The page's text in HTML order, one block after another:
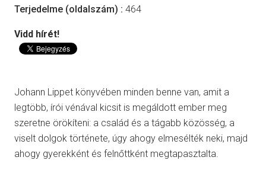
Terjedelme (oldalszám) : 464
Vidd hírét!
Johann Lippet könyvében minden benne van, amit a
legtöbb, írói vénával kicsit is megáldott ember meg
szeretne örökíteni: a család és a tágabb közösség, a
viselt dolgok története, úgy ahogy elmesélték neki, majd
ahogy gyerekként és felnőttként megtapasztalta.